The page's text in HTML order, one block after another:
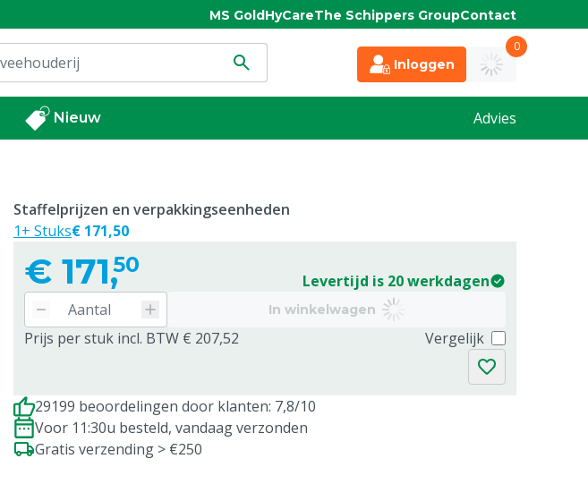
MS GoldHyCareThe Schippers GroupContact
Inloggen
0
Nieuw Advies
€ 171,50
Levertijd is 20 werkdagen
In winkelwagen
Prijs per stuk incl. BTW € 207,52 Vergelijk
Staffelprijzen en verpakkingseenheden
1+ Stuks€ 171,50
29199 beoordelingen door klanten: 7,8/10
Voor 11:30u besteld, vandaag verzonden
Gratis verzending > €250